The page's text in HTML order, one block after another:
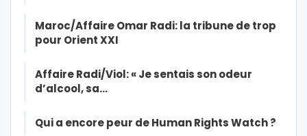
Maroc/Affaire Omar Radi: la tribune de trop
pour Orient XXI
Affaire Radi/Viol: « Je sentais son odeur
d’alcool, sa…
Qui a encore peur de Human Rights Watch ?